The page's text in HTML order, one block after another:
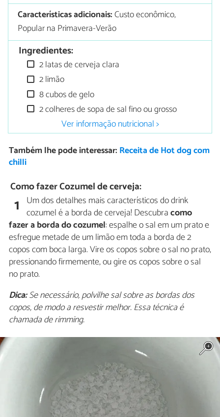
Características adicionais:Custo econômico,
Popular na Primavera-Verão
Ingredientes:
2 latas de cerveja clara
2 limão
8 cubos de gelo
2 colheres de sopa de sal fino ou grosso
Ver informação nutricional >
Também lhe pode interessar: Receita de Hot dog com
chilli
Como fazer Cozumel de cerveja:
1 Um dos detalhes mais característicos do drink
cozumel é a borda de cerveja! Descubracomo
fazer a borda do cozumel: espalhe o sal em um prato e
esfregue metade de um limão em toda a borda de 2
copos com boca larga. Vire os copos sobre o sal no prato,
pressionando firmemente, ou gire os copos sobre o sal
no prato.
Dica:Se necessário, polvilhe sal sobre as bordas dos
copos, de modo a resvestir melhor. Essa técnica é
chamada de rimming.